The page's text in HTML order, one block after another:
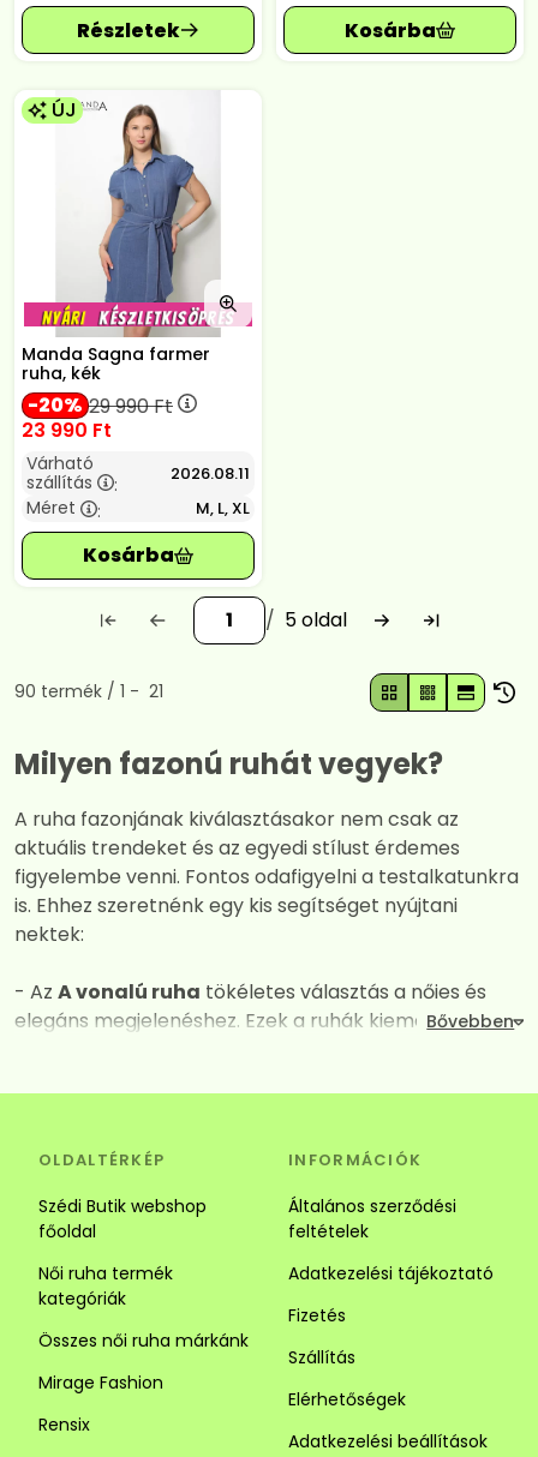
ÚJ
Manda Sagna farmer
ruha, kék
20 29 990Ft
23 990 Ft
Várható
szállítás
: 2026.08.11
Méret : M, L, XL
5
Összes termék a kategóriában
90 termék 1 21
Milyen fazonú ruhát vegyek?
A ruha fazonjának kiválasztásakor nem csak az
aktuális trendeket és az egyedi stílust érdemes
figyelembe venni. Fontos odafigyelni a testalkatunkra
is. Ehhez szeretnénk egy kis segítséget nyújtani
nektek:
- Az A vonalú ruha tökéletes választás a nőies és
elegáns megjelenéshez. Ezek a ruhák kiemelik a
kombinációja garantálja a maximális kényelmet és a
vonzó megjelenést. Tökéletes választás alkalomra és
hétköznapra is.
- AzIngruhaegy igazi jolly joker darab. Számos stílus
közül választhatsz. Az ingruhák ideálisak a laza és
sikkes megjelenéhez. Az ingruhák sokoldalúságuk
révén tökéletesek lehetnek alkalmi és hétköznapi
viseletnek is, kombináld kiegészítőkkel vagy egy
szuper övvel. Alacsony hölgyeknek javasoljuk a
OLDALTÉRKÉP
Szédi Butik webshop
főoldal
Női ruha termék
kategóriák
Összes női ruha márkánk
Mirage Fashion
Rensix
INFORMÁCIÓK
Általános szerződési
feltételek
Adatkezelési tájékoztató
Fizetés
Szállítás
Elérhetőségek
Adatkezelési beállítások